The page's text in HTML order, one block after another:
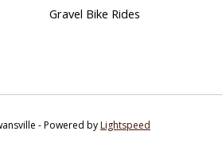
Gravel Bike Rides
- Powered byLightspeed